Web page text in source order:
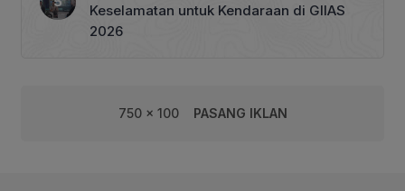
Keselamatan untuk Kendaraan di GIIAS
2026
750 x 100 PASANG IKLAN